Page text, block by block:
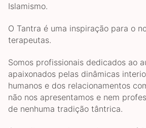
Islamismo.
O Tantra é uma inspiração para o
terapeutas.
Somos profissionais dedicados ao
apaixonados pelas dinâmicas
humanos e dos relacionamentos
não nos apresentamos e nem
de nenhuma tradição tântrica.